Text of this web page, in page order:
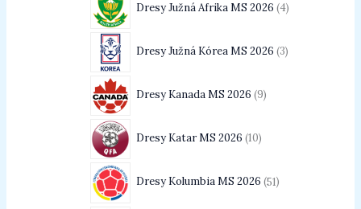
Dresy Južná Afrika MS 2026 4
Dresy Južná Kórea MS 2026 3
Dresy Kanada MS 2026 9
Dresy Katar MS 2026 10
Dresy Kolumbia MS 2026 51